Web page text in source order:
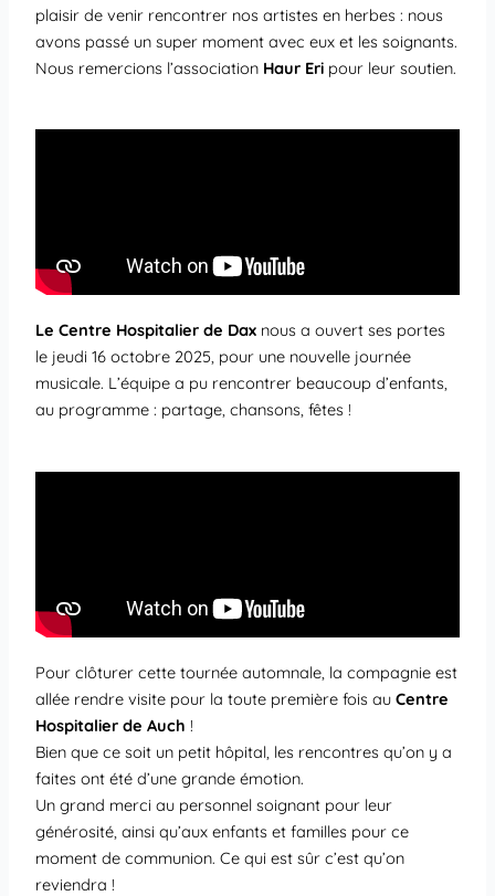
plaisir de venir rencontrer nos artistes en herbes : nous
avons passé un super moment avec eux et les soignants.
Nous remercions l’association Haur Eri pour leur soutien.
Le Centre Hospitalier de Dax nous a ouvert ses portes
le jeudi 16 octobre 2025, pour une nouvelle journée
musicale. L’équipe a pu rencontrer beaucoup d’enfants,
au programme : partage, chansons, fêtes !
Pour clôturer cette tournée automnale, la compagnie est
allée rendre visite pour la toute première fois auCentre
Hospitalier de Auch !
Bien que ce soit un petit hôpital, les rencontres qu’on y a
faites ont été d’une grande émotion.
Un grand merci au personnel soignant pour leur
générosité, ainsi qu’aux enfants et familles pour ce
moment de communion. Ce qui est sûr c’est qu’on
reviendra !